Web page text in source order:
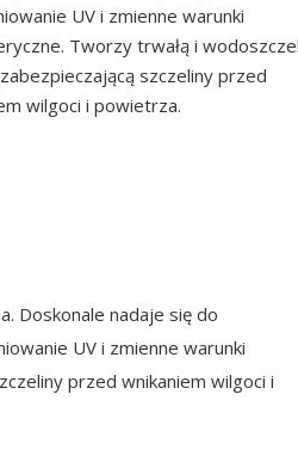
UV i zmienne warunki
Tworzy trwałą i
szczeliny przed
wilgoci i powietrza.
Doskonale nadaje się do
UV i zmienne warunki
przed wnikaniem wilgoci i